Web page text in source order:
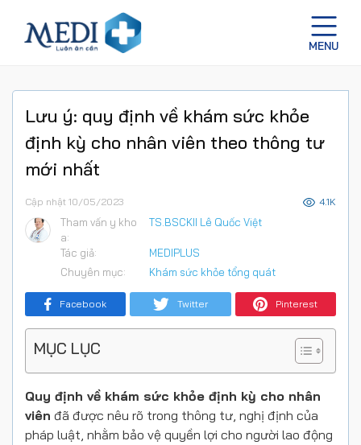
Lưu ý: quy định về khám sức khỏe
định kỳ cho nhân viên theo thông tư
mới nhất
Cập nhật 10/05/2023 4.1K
Tham vấn y kho
a:
TS.BSCKII Lê Quốc Việt
Tác giả:
MEDIPLUS
Chuyên mục:
Khám sức khỏe tổng quát
Facebook Twitter Pinterest
MỤC LỤC
Quy định về khám sức khỏe định kỳ cho nhân
viên đã được nêu rõ trong thông tư, nghị định của
pháp luật, nhằm bảo vệ quyền lợi cho người lao động